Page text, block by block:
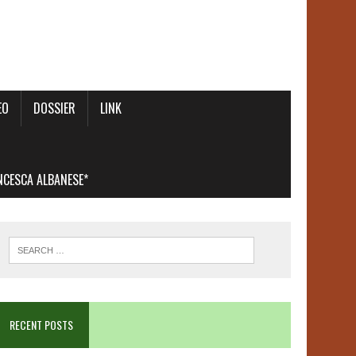
DOSSIER LINK
ALBANESE*
RECENT POSTS